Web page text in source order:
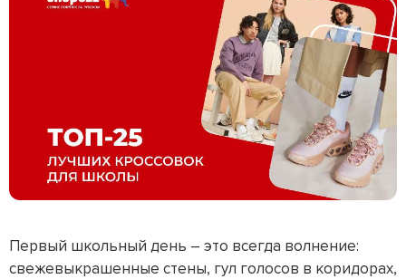
Первый школьный день – это всегда волнение:
свежевыкрашенные стены, гул голосов в коридорах,